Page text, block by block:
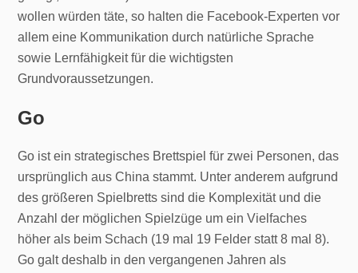
wollen würden täte, so halten die Facebook-Experten vor
allem eine Kommunikation durch natürliche Sprache
sowie Lernfähigkeit für die wichtigsten
Grundvoraussetzungen.
Go
Go ist ein strategisches Brettspiel für zwei Personen, das
ursprünglich aus China stammt. Unter anderem aufgrund
des größeren Spielbretts sind die Komplexität und die
Anzahl der möglichen Spielzüge um ein Vielfaches
höher als beim Schach (19 mal 19 Felder statt 8 mal 8).
Go galt deshalb in den vergangenen Jahren als